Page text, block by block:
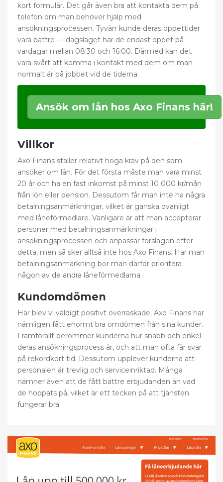
kort formulär. Det går även bra att kontakta dem på
telefon om man behöver hjälp med
ansökningsprocessen. Tyvärr kunde deras öppettider
vara bättre – i dagsläget har de endast öppet på
vardagar mellan 08:30 och 16:00. Därmed kan det
vara svårt att komma i kontakt med dem om man
normalt är på jobbet vid de tiderna.
Ansök om lån hos Axo Finans här!
Villkor
Axo Finans ställer relativt höga krav på den som
ansöker om lån. För det första måste man vara minst
20 år och ha en fast inkomst på minst 10 000 kr/mån
från lön eller pension. Dessutom får man inte ha några
betalningsanmärkningar, vilket är ganska ovanligt
med låneförmedlare. Vanligare är att man accepterar
personer med betalningsanmärkningar i
ansökningsprocessen och anpassar förslagen efter
detta, men så sker alltså inte hos Axo Finans. Har man
betalningsanmärkning bör man därför prioritera
någon av de andra låneförmedlarna.
Kundomdömen
Här blev vi väldigt positivt överraskade; Axo Finans har
nämligen fått enormt bra omdömen från sina kunder.
Framförallt berömmer kunderna hur snabb och enkel
deras ansökningsprocess är, och att man ofta får svar
på rekordkort tid. Dessutom upplever kunderna att
personalen är trevlig och serviceinriktad. Många
nämner även att de fått bättre erbjudanden än vad
de hoppats på, vilket är ett tecken på att tjänsten
fungerar bra.